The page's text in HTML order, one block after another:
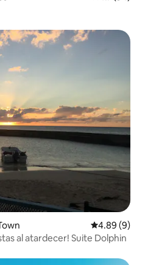
Calificación
4.89 (9)
al atardecer! Suite Dolphin